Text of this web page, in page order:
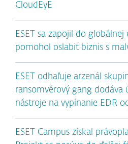
CloudEyE
ESET sa zapojil do globálnej
pomohol oslabiť biznis s
ESET odhaľuje arzenál
ransomvérový gang dodáva
nástroje na vypínanie EDR
ESET Campus získal